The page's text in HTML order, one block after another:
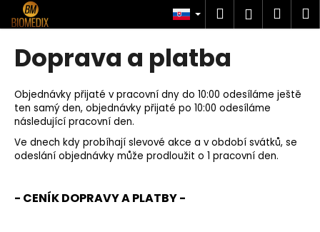
Prejsť
na
obsah
Hľadať
Doprava a platba
Objednávky přijaté v pracovní dny do 10:00 odesíláme ještě
ten samý den, objednávky přijaté po 10:00 odesíláme
následující pracovní den.
Ve dnech kdy probíhají slevové akce a v období svátků, se
odeslání objednávky může prodloužit o 1 pracovní den.
- CENÍK DOPRAVY A PLATBY -
o
o
p
o
t
e
b